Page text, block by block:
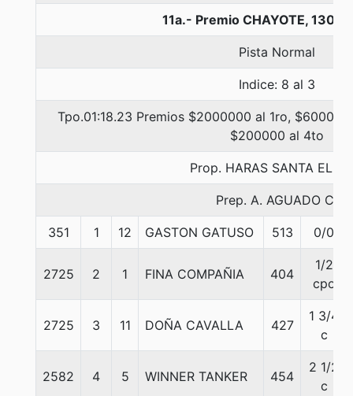
11a.- Premio CHAYOTE, 1300
Pista Normal
Indice: 8 al 3
Tpo.01:18.23 Premios $2000000 al 1ro,
$200000 al 4to
Prop. HARAS SANTA
Prep. A. AGUADO C.
351 1 12 GASTON GATUSO 513 0/0
2725 2 1 FINA COMPAÑIA 404
1/2
cpo
2725 3 11 DOÑA CAVALLA 427
1 3/4
c
2582 4 5 WINNER TANKER 454
2 1/2
c